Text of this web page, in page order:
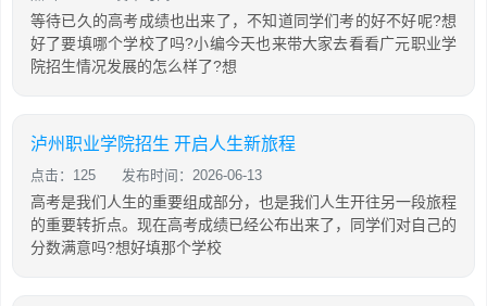
等待已久的高考成绩也出来了，不知道同学们考的好不好呢?想
好了要填哪个学校了吗?小编今天也来带大家去看看广元职业学
院招生情况发展的怎么样了?想
泸州职业学院招生 开启人生新旅程
点击：125 发布时间：2026-06-13
高考是我们人生的重要组成部分，也是我们人生开往另一段旅程
的重要转折点。现在高考成绩已经公布出来了，同学们对自己的
分数满意吗?想好填那个学校